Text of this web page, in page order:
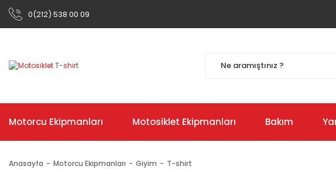
0(212) 538 00 09
Motorcu Ekipmanları Motosiklet Ekipmanları Bakım
Anasayfa Motorcu Ekipmanları Giyim T-shirt